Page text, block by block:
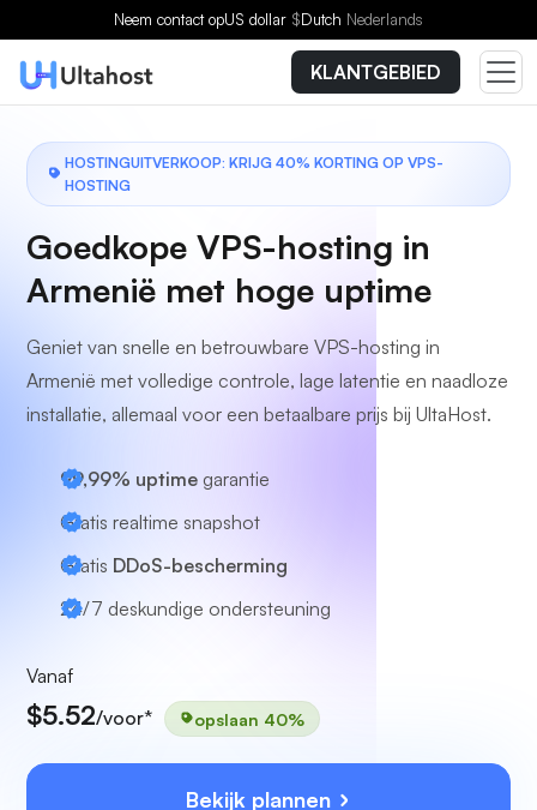
Neem contact opUS dollar $Dutch Nederlands
KLANTGEBIED
HOSTINGUITVERKOOP: KRIJG 40% KORTING OP VPS-
HOSTING
Goedkope VPS-hosting in
Armenië met hoge uptime
Geniet van snelle en betrouwbare VPS-hosting in
Armenië met volledige controle, lage latentie en naadloze
installatie, allemaal voor een betaalbare prijs bij UltaHost.
99,99% uptime garantie
Gratis realtime snapshot
Gratis DDoS-bescherming
24/7 deskundige ondersteuning
Vanaf
$5.52/voor* opslaan 40%
Bekijk plannen